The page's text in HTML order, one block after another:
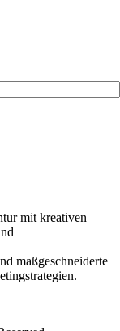
mit kreativen
maßgeschneiderte